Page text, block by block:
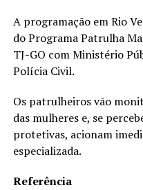
A programação em Rio
do Programa Patrulha
TJ-GO com Ministério
Polícia Civil.
Os patrulheiros vão
das mulheres e, se
protetivas, acionam
especializada.
Referência